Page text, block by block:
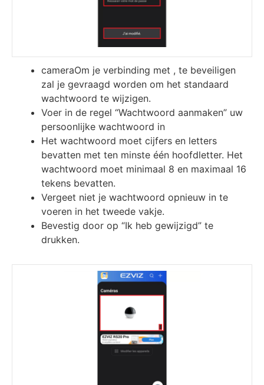
cameraOm je verbinding met , te beveiligen
zal je gevraagd worden om het standaard
wachtwoord te wijzigen.
Voer in de regel “Wachtwoord aanmaken” uw
persoonlijke wachtwoord in
Het wachtwoord moet cijfers en letters
bevatten met ten minste één hoofdletter. Het
wachtwoord moet minimaal 8 en maximaal 16
tekens bevatten.
Vergeet niet je wachtwoord opnieuw in te
voeren in het tweede vakje.
Bevestig door op “Ik heb gewijzigd” te
drukken.